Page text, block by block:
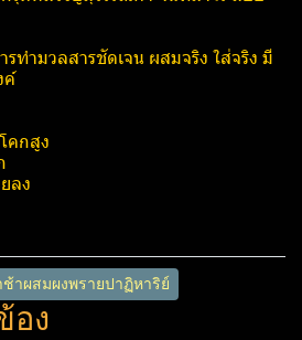
ทำมวลสารชัดเจน ผสมจริง ใส่จริง มี
ค์
คกสูง
ลง
าผสมผงพรายปาฏิหาริย์
อง